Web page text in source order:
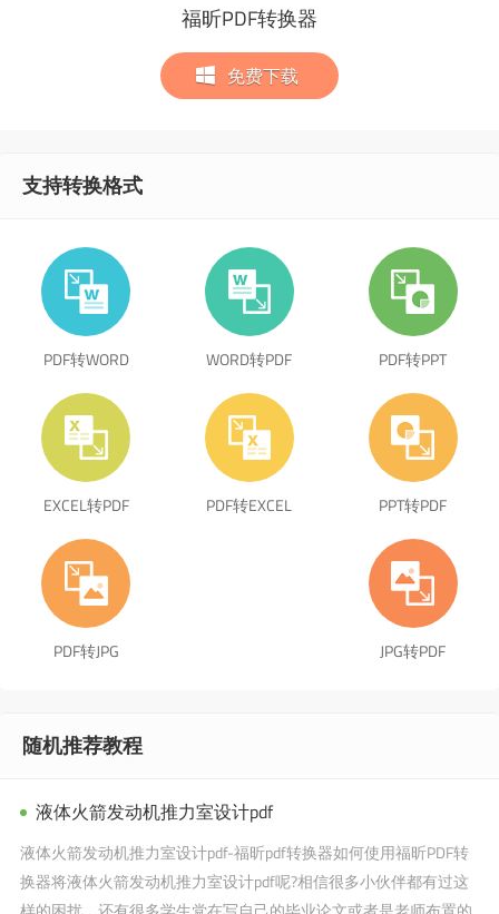
福昕PDF转换器
免费下载
支持转换格式
PDF转WORD WORD转PDF PDF转PPT
EXCEL转PDF PDF转EXCEL PPT转PDF
PDF转JPG JPG转PDF
随机推荐教程
液体火箭发动机推力室设计pdf
液体火箭发动机推力室设计pdf-福昕pdf转换器如何使用福昕PDF转
换器将液体火箭发动机推力室设计pdf呢?相信很多小伙伴都有过这